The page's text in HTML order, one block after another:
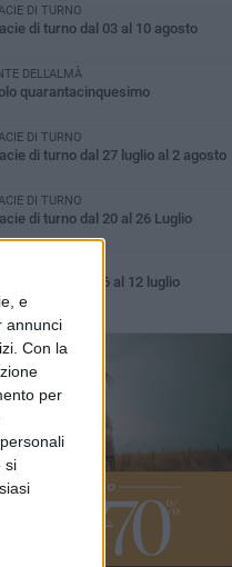
e
annunci
Con la
per
si
DI TURNO
di turno dal 03 al 10 agosto
DELL'ALMÀ
quarantacinquesimo
DI TURNO
di turno dal 27 luglio al 2 agosto
DI TURNO
di turno dal 20 al 26 Luglio
di turno dal 6 al 12 luglio